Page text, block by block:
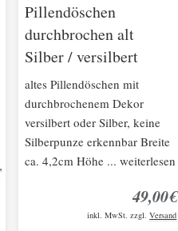
Pillendöschen
durchbrochen alt
Silber / versilbert
altes Pillendöschen mit
durchbrochenem Dekor
versilbert oder Silber, keine
Silberpunze erkennbar Breite
ca. 4,2cm Höhe ... weiterlesen
49,00€
inkl. MwSt. zzgl.Versand